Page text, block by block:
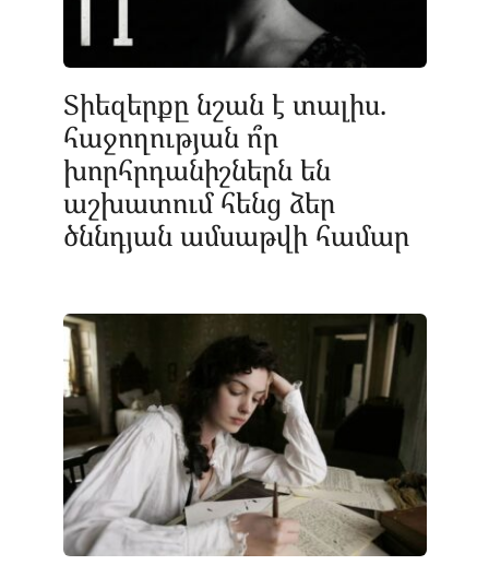
Տիեզերքը նշան է տալիս.
հաջողության ո՞ր
խորհրդանիշներն են
աշխատում հենց ձեր
ծննդյան ամսաթվի համար